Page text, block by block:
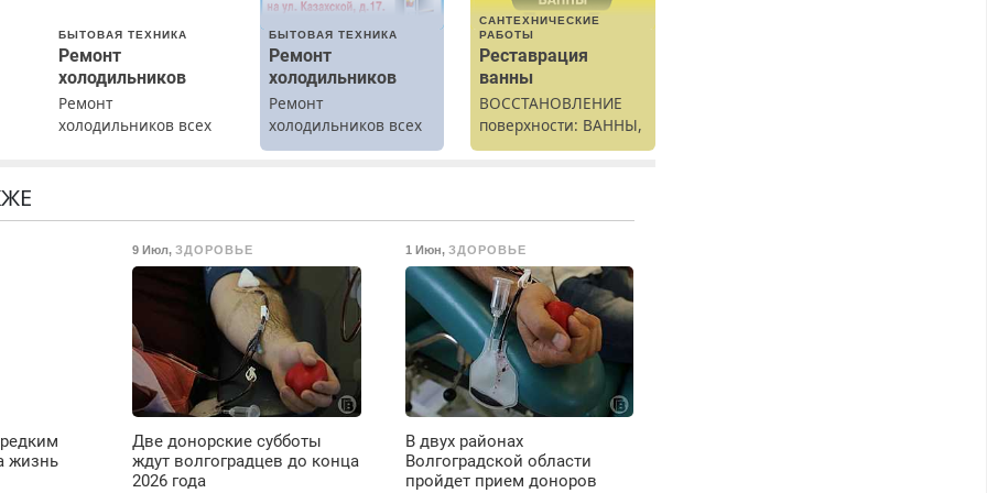
БЫТОВАЯ ТЕХНИКА
Ремонт
холодильников
Ремонт
холодильников всех
районы. Скидка.
Вызов бесплатный.
БЫТОВАЯ ТЕХНИКА
Ремонт
холодильников
Ремонт
холодильников всех
марок на дому.
САНТЕХНИЧЕСКИЕ
РАБОТЫ
Реставрация
ванны
ВОССТАНОВЛЕНИЕ
поверхности: ВАННЫ,
раковины,
жизнь
9 Июл,ЗДОРОВЬЕ
Две донорские субботы
ждут волгоградцев до конца
2026 года
1 Июн, ЗДОРОВЬЕ
В двух районах
Волгоградской области
пройдет прием доноров